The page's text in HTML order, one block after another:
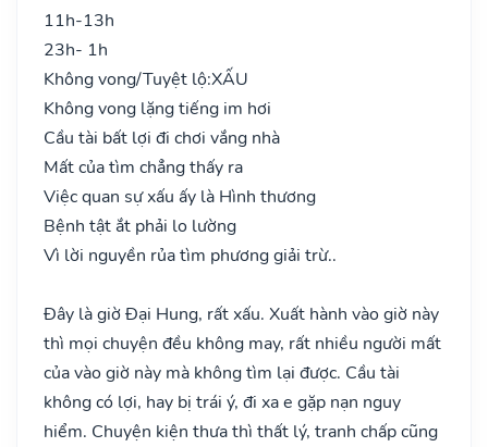
11h-13h
23h- 1h
Không vong/Tuyệt lộ:XẤU
Không vong lặng tiếng im hơi
Cầu tài bất lợi đi chơi vắng nhà
Mất của tìm chẳng thấy ra
Việc quan sự xấu ấy là Hình thương
Bệnh tật ắt phải lo lường
Vì lời nguyền rủa tìm phương giải trừ..
Đây là giờ Đại Hung, rất xấu. Xuất hành vào giờ này
thì mọi chuyện đều không may, rất nhiều người mất
của vào giờ này mà không tìm lại được. Cầu tài
không có lợi, hay bị trái ý, đi xa e gặp nạn nguy
hiểm. Chuyện kiện thưa thì thất lý, tranh chấp cũng